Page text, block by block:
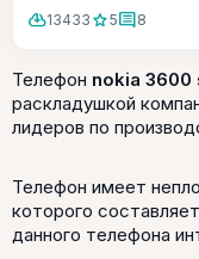
cloud_download13433 star5comment8
Телефон nokia 3600
раскладушкой
лидеров по
Телефон имеет
которого
данного телефона